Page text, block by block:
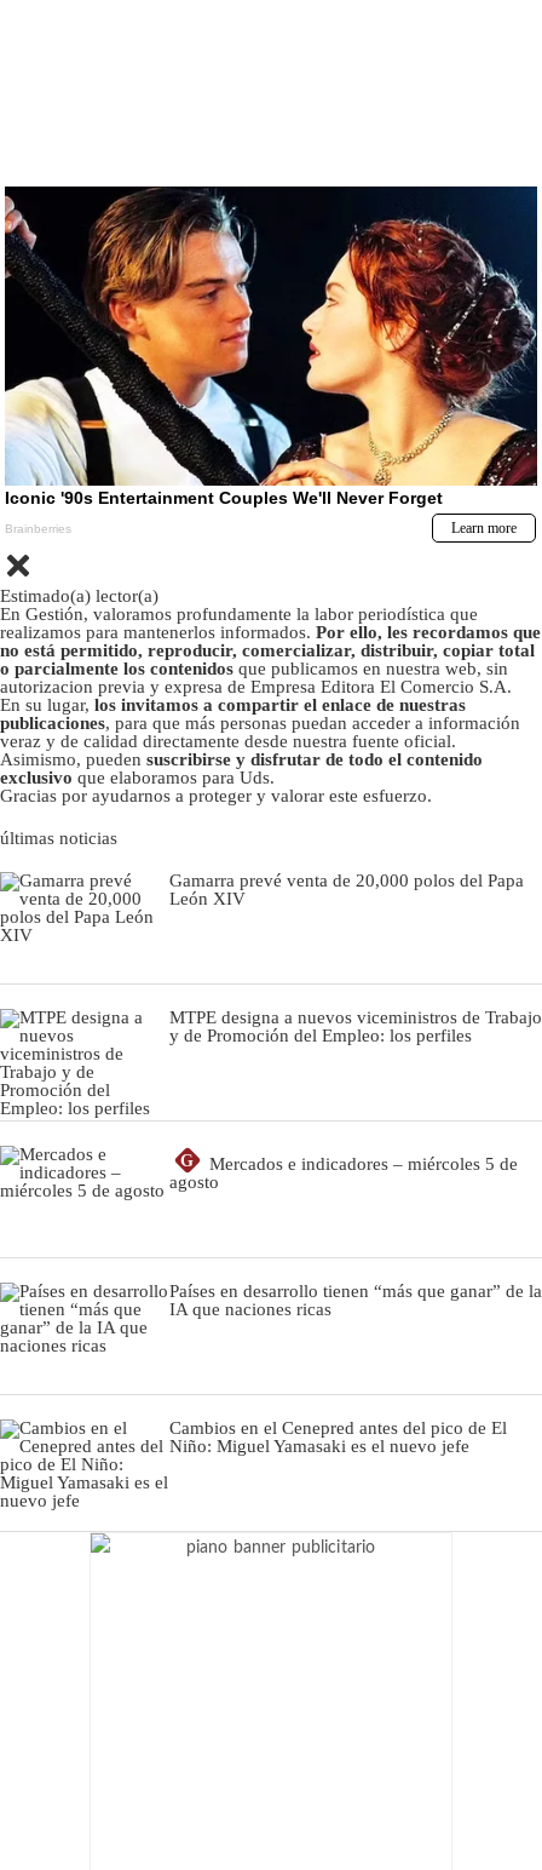
Estimado(a) lector(a)
En Gestión, valoramos profundamente la labor periodística que
realizamos para mantenerlos informados. Por ello, les recordamos que
no está permitido, reproducir, comercializar, distribuir, copiar total
o parcialmente los contenidos que publicamos en nuestra web, sin
autorizacion previa y expresa de Empresa Editora El Comercio S.A.
En su lugar, los invitamos a compartir el enlace de nuestras
publicaciones, para que más personas puedan acceder a información
veraz y de calidad directamente desde nuestra fuente oficial.
Asimismo, pueden suscribirse y disfrutar de todo el contenido
exclusivo que elaboramos para Uds.
Gracias por ayudarnos a proteger y valorar este esfuerzo.
últimas noticias
Gamarra prevé venta de 20,000 polos del Papa
León XIV
MTPE designa a nuevos viceministros de Trabajo
y de Promoción del Empleo: los perfiles
G
Mercados e indicadores – miércoles 5 de
agosto
Países en desarrollo tienen “más que ganar” de la
IA que naciones ricas
Cambios en el Cenepred antes del pico de El
Niño: Miguel Yamasaki es el nuevo jefe